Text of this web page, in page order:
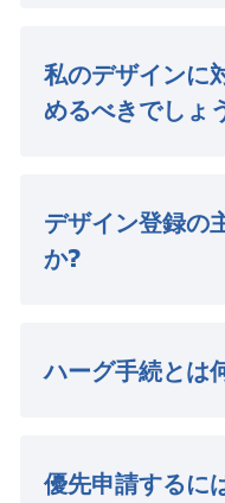
私のデザインに
めるべきでしょ
デザイン登録の
か?
ハーグ手続とは
優先申請するに